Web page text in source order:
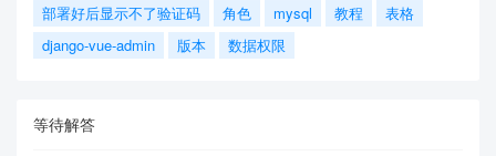
部署好后显示不了验证码
角色 mysql 教程
表格
django-vue-admin
版本 数据权限
等待解答